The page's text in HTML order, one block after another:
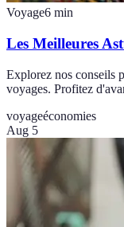
Voyage6 min
Les Meilleures
Explorez nos conseils
voyages. Profitez
voyageéconomies
Aug 5